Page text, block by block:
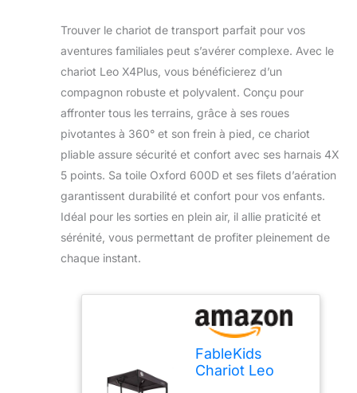
Trouver le chariot de transport parfait pour vos
aventures familiales peut s’avérer complexe. Avec le
chariot Leo X4Plus, vous bénéficierez d’un
compagnon robuste et polyvalent. Conçu pour
affronter tous les terrains, grâce à ses roues
pivotantes à 360° et son frein à pied, ce chariot
pliable assure sécurité et confort avec ses harnais 4X
5 points. Sa toile Oxford 600D et ses filets d’aération
garantissent durabilité et confort pour vos enfants.
Idéal pour les sorties en plein air, il allie praticité et
sérénité, vous permettant de profiter pleinement de
chaque instant.
FableKids
Chariot Leo